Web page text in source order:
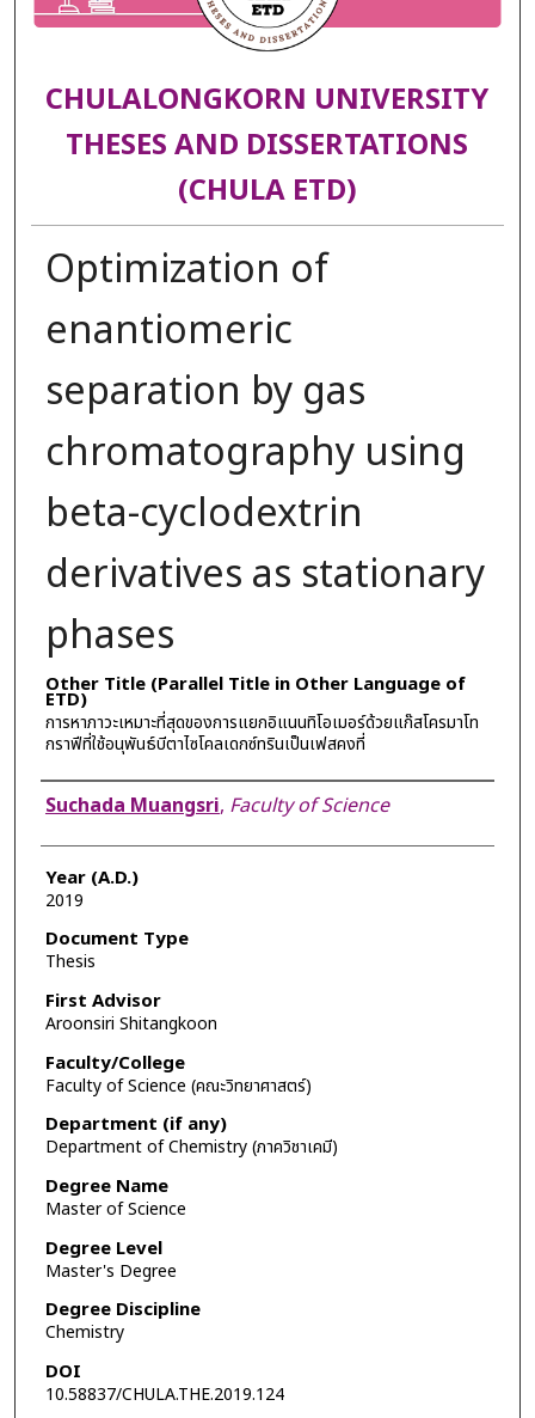
CHULALONGKORN UNIVERSITY
THESES AND DISSERTATIONS
(CHULA ETD)
Optimization of
enantiomeric
separation by gas
chromatography using
beta-cyclodextrin
derivatives as stationary
phases
Other Title (Parallel Title in Other Language of
ETD)
การหาภาวะเหมาะที่สุดของการแยกอิแนนทิโอเมอร์ด้วยแก๊สโครมาโท
กราฟีที่ใช้อนุพันธ์บีตาไซโคลเดกซ์ทรินเป็นเฟสคงที่
Author
Suchada Muangsri, Faculty of Science
Year (A.D.)
2019
Document Type
Thesis
First Advisor
Aroonsiri Shitangkoon
Faculty/College
Faculty of Science (คณะวิทยาศาสตร์)
Department (if any)
Department of Chemistry (ภาควิชาเคมี)
Degree Name
Master of Science
Degree Level
Master's Degree
Degree Discipline
Chemistry
DOI
10.58837/CHULA.THE.2019.124